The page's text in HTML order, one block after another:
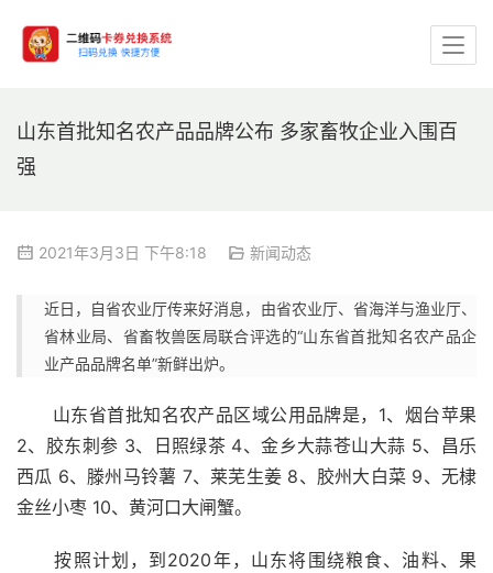
山东首批知名农产品品牌公布 多家畜牧企业入围百
强
2021年3月3日 下午8:18 新闻动态
近日，自省农业厅传来好消息，由省农业厅、省海洋与渔业厅、
省林业局、省畜牧兽医局联合评选的“山东省首批知名农产品企
业产品品牌名单”新鲜出炉。
山东省首批知名农产品区域公用品牌是，1、烟台苹果
2、胶东刺参 3、日照绿茶 4、金乡大蒜苍山大蒜 5、昌乐
西瓜 6、滕州马铃薯 7、莱芜生姜 8、胶州大白菜 9、无棣
金丝小枣 10、黄河口大闸蟹。
按照计划，到2020年，山东将围绕粮食、油料、果